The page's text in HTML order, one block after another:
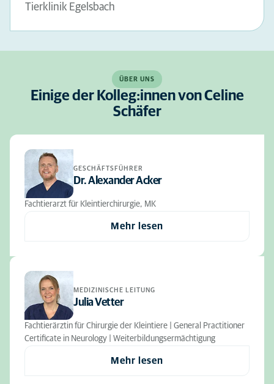
Tierklinik Egelsbach
ÜBER UNS
Einige der Kolleg:innen von Celine
Schäfer
GESCHÄFTSFÜHRER
Dr. Alexander Acker
Fachtierarzt für Kleintierchirurgie, MK
Mehr lesen
MEDIZINISCHE LEITUNG
Julia Vetter
Fachtierärztin für Chirurgie der Kleintiere | General Practitioner
Certificate in Neurology | Weiterbildungsermächtigung
Mehr lesen